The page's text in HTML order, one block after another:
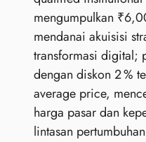
mengumpulkan
mendanai akuisisi
transformasi digital;
dengan diskon 2 %
average price,
harga pasar dan
lintasan